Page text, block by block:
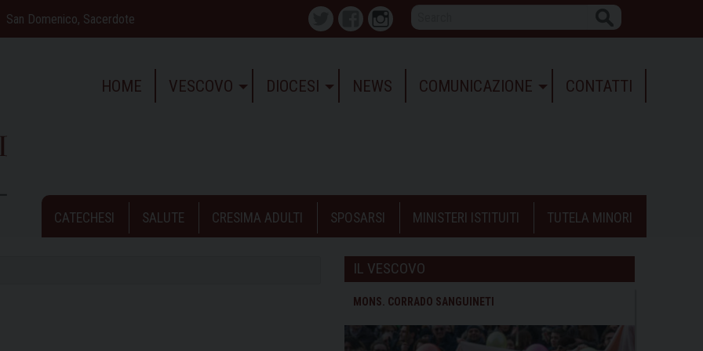
San Domenico, Sacerdote Twitter FacebookInstagram
HOME VESCOVO DIOCESI NEWS COMUNICAZIONE CONTATTI
CATECHESI SALUTE CRESIMA ADULTI SPOSARSI MINISTERI ISTITUITI TUTELA MINORI
IL VESCOVO
MONS. CORRADO SANGUINETI